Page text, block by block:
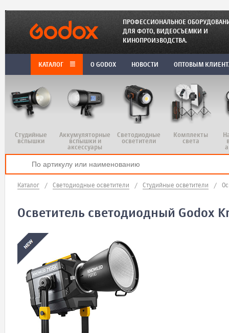
ПРОФЕССИОНАЛЬНОЕ
ДЛЯ ФОТО, ВИДЕОСЪЕМКИ И
КИНОПРОИЗВОДСТВА.
КАТАЛОГ O GODOX НОВОСТИ ОПТОВЫМ
Студийные
вспышки
Аккумуляторные
вспышки и
аксессуары
Светодиодные
осветители
Комплекты
света
Каталог / Светодиодные осветители / Студийные осветители /
Осветитель светодиодный Godox